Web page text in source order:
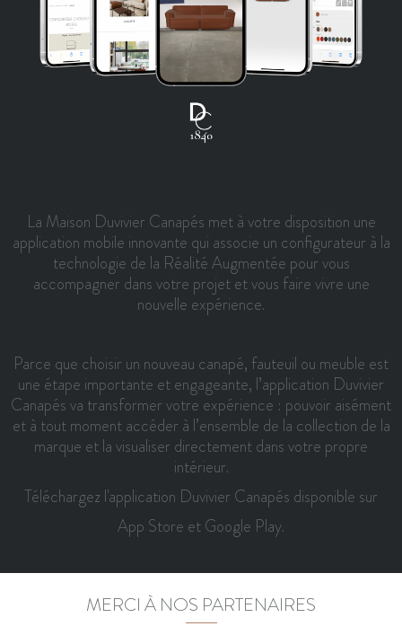
La Maison Duvivier Canapés met à votre disposition une
application mobile innovante qui associe un configurateur à la
technologie de la Réalité Augmentée pour vous
accompagner dans votre projet et vous faire vivre une
nouvelle expérience.
Parce que choisir un nouveau canapé, fauteuil ou meuble est
une étape importante et engageante, l’application Duvivier
Canapés va transformer votre expérience : pouvoir aisément
et à tout moment accéder à l’ensemble de la collection de la
marque et la visualiser directement dans votre propre
intérieur.
Téléchargez l'application Duvivier Canapés disponible sur
App Store etGoogle Play.
MERCI À NOS PARTENAIRES